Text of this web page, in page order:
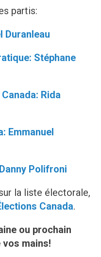
partis:
Duranleau
Stéphane
Rida
Emmanuel
Polifroni
la liste électorale,
Canada.
ou prochain
mains!